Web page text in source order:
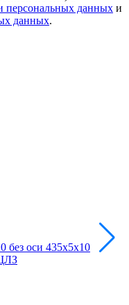
персональных данных и
данных.
без оси 435х5х10